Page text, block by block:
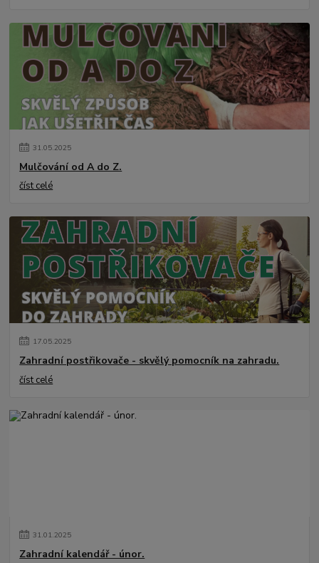
31.05.2025
Mulčování od A do Z.
číst celé
17.05.2025
Zahradní postřikovače - skvělý pomocník na zahradu.
číst celé
31.01.2025
Zahradní kalendář - únor.